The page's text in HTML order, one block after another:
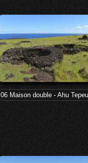
06 Maison double - Ahu